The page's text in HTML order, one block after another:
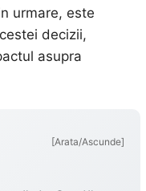
urmare, este
decizii,
asupra
[Arata/Ascunde]